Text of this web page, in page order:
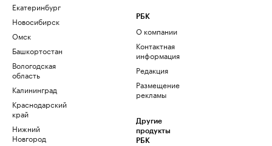
Екатеринбург
Новосибирск
Омск
Башкортостан
Вологодская
область
Калининград
Краснодарский
край
Нижний
Новгород
РБК
О компании
Контактная
информация
Редакция
Размещение
рекламы
Другие
продукты
РБК